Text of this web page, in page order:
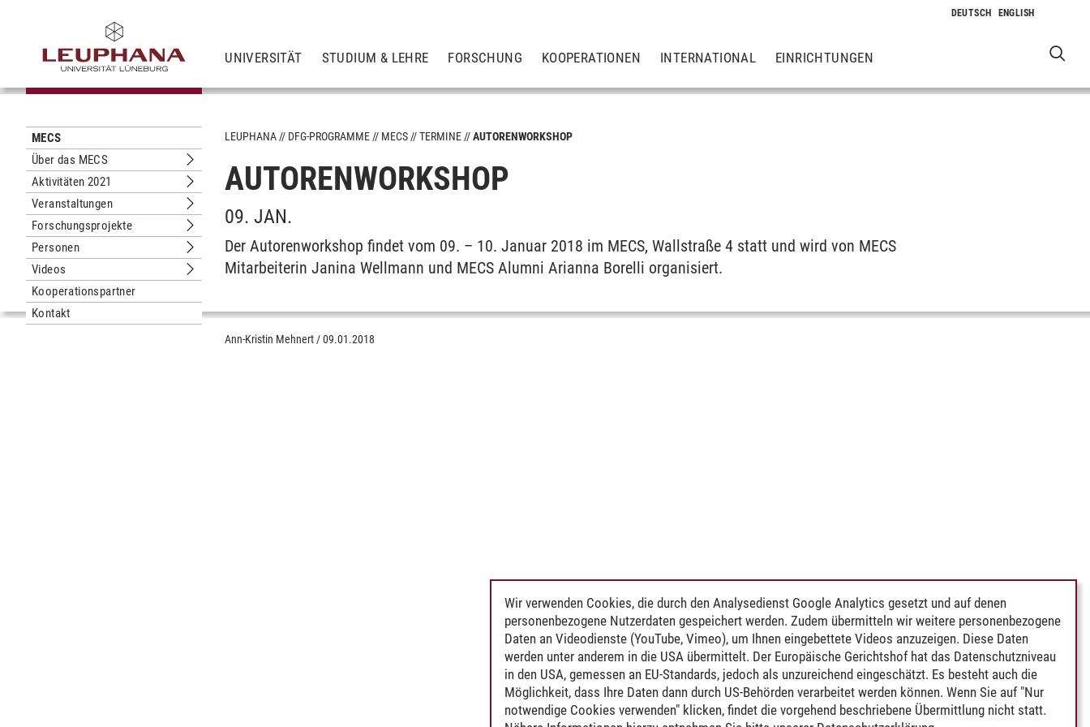
UNIVERSITÄT STUDIUM & LEHRE FORSCHUNG KOOPERATIONEN INTERNATIONAL EINRICHTUNGEN
MECS
Über das MECS
Untermenu Über das MECS
Aktivitäten 2021
Untermenu Aktivitäten 2021
Veranstaltungen
Untermenu Veranstaltungen
Forschungsprojekte
Untermenu Forschungsprojekte
Personen
Untermenu Personen
Videos
Untermenu Videos
Kooperationspartner
Kontakt
LEUPHANA DFG-PROGRAMME MECS TERMINE AUTORENWORKSHOP
AUTORENWORKSHOP
09. JAN.
Der Autorenworkshop findet vom 09. – 10. Januar 2018 im MECS, Wallstraße 4 statt und wird von MECS
Mitarbeiterin Janina Wellmann und MECS Alumni Arianna Borelli organisiert.
Ann-Kristin Mehnert /09.01.2018
Wir verwenden Cookies, die durch den Analysedienst Google Analytics gesetzt und auf denen
personenbezogene Nutzerdaten gespeichert werden. Zudem übermitteln wir weitere personenbezogene
Daten an Videodienste (YouTube, Vimeo), um Ihnen eingebettete Videos anzuzeigen. Diese Daten
werden unter anderem in die USA übermittelt. Der Europäische Gerichtshof hat das Datenschutzniveau
in den USA, gemessen an EU-Standards, jedoch als unzureichend eingeschätzt. Es besteht auch die
Möglichkeit, dass Ihre Daten dann durch US-Behörden verarbeitet werden können. Wenn Sie auf "Nur
notwendige Cookies verwenden" klicken, findet die vorgehend beschriebene Übermittlung nicht statt.